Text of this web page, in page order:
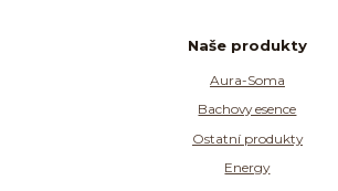
Naše produkty
Aura-Soma
Bachovy esence
Ostatní produkty
Energy